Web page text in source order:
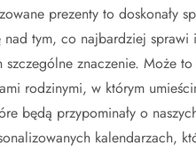
prezenty to doskonały
tym, co najbardziej sprawi
znaczenie. Może
rodzinymi, w którym
będą przypominały o
kalendarzach,